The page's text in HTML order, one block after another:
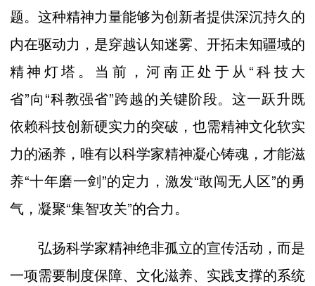
题。这种精神力量能够为创新者提供深沉持久的
内在驱动力，是穿越认知迷雾、开拓未知疆域的
精神灯塔。当前，河南正处于从“科技大
省”向“科教强省”跨越的关键阶段。这一跃升既
依赖科技创新硬实力的突破，也需精神文化软实
力的涵养，唯有以科学家精神凝心铸魂，才能滋
养“十年磨一剑”的定力，激发“敢闯无人区”的勇
气，凝聚“集智攻关”的合力。
弘扬科学家精神绝非孤立的宣传活动，而是
一项需要制度保障、文化滋养、实践支撑的系统